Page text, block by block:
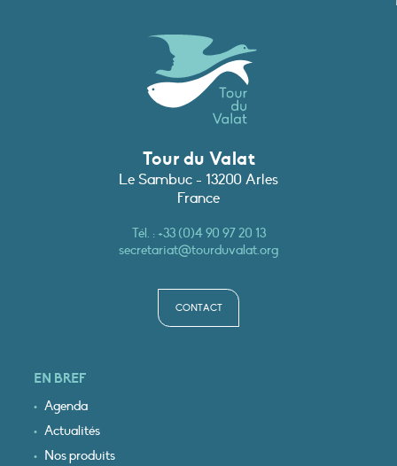
Tour du Valat
Le Sambuc - 13200 Arles
France
Tél. : +33 (0)4 90 97 20 13
secretariat@tourduvalat.org
CONTACT
EN BREF
Agenda
Actualités
Nos produits